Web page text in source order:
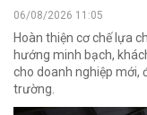
06/08/2026 11:05
Hoàn thiện cơ chế lựa
hướng minh bạch,
cho doanh nghiệp mới,
trường.